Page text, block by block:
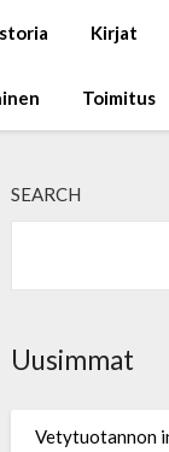
Kirjat
Toimitus
SEARCH
Uusimmat
Vetytuotannon